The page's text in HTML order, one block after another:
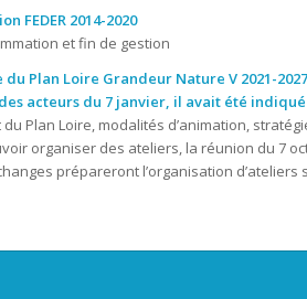
FEDER 2014-2020
et fin de gestion
du Plan Loire Grandeur Nature V 2021-
acteurs du 7 janvier, il avait été
Plan Loire, modalités d’animation,
organiser des ateliers, la réunion du 7
prépareront l’organisation